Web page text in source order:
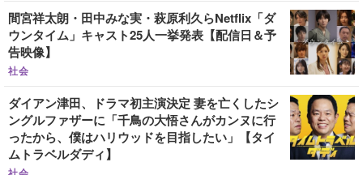
間宮祥太朗・田中みな実・萩原利久らNetflix「ダ
ウンタイム」キャスト25人一挙発表【配信日＆予
告映像】
社会
ダイアン津田、ドラマ初主演決定 妻を亡くしたシ
ングルファザーに「千鳥の大悟さんがカンヌに行
ったから、僕はハリウッドを目指したい」【タイ
ムトラベルダディ】